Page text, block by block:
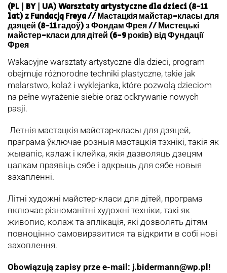
(PL | BY | UA) Warsztaty artystyczne dla dzieci (8-11
lat) z Fundacją Freya // Мастацкія майстар-класы для
дзяцей (8-11 гадоў) з Фондам Фрея //Мистецькі
майстер-класи для дітей (6-9 років) від Фундації
Фрея
Wakacyjne warsztaty artystyczne dla dzieci, program
obejmuje różnorodne techniki plastyczne, takie jak
malarstwo, kolaż i wyklejanka, które pozwolą dzieciom
na pełne wyrażenie siebie oraz odkrywanie nowych
pasji.
Летнія мастацкія майстар-класы для дзяцей,
праграма ўключае розныя мастацкія тэхнікі, такія як
жывапіс, калаж і клейка, якія дазволяць дзецям
цалкам праявіць сябе і адкрыць для сябе новыя
захапленні.
Літні художні майстер-класи для дітей, програма
включає різноманітні художні техніки, такі як
живопис, колаж та аплікація, які дозволять дітям
повноцінно самовиразитися та відкрити в собі нові
захоплення.
Obowiązują zapisy prze e-mail: j.bidermann@wp.pl!